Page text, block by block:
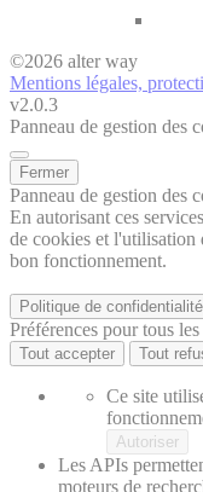
©2026 alter way
Mentions légales,
v2.0.3
Panneau de gestion des
Fermer
Panneau de gestion des
En autorisant ces
de cookies et l'utilisation
bon fonctionnement.
Politique de confidentialité
Préférences pour tous
Tout accepter Tout
Ce site
Autoriser
Les APIs
moteurs de